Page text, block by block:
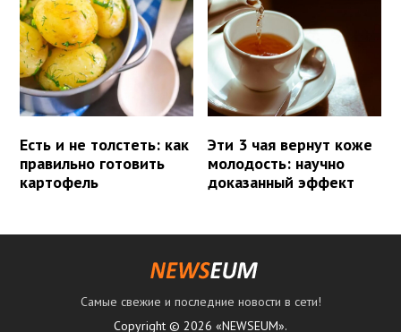
Есть и не толстеть: как
правильно готовить
картофель
Эти 3 чая вернут коже
молодость: научно
доказанный эффект
Самые свежие и последние новости в сети!
Copyright © 2026 «NEWSEUM».